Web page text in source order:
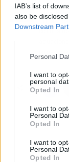
IAB’s list of
also be
Downstream
Personal
I want to
personal
Opted In
I want to
Personal
Opted In
I want to
Personal
Opted In
La Feria
Ciudad
con una